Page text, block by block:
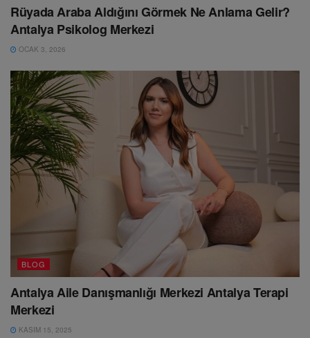
Rüyada Araba Aldığını Görmek Ne Anlama Gelir?
Antalya Psikolog Merkezi
OCAK 3, 2026
BLOG
Antalya Aile Danışmanlığı Merkezi Antalya Terapi
Merkezi
KASIM 15, 2025